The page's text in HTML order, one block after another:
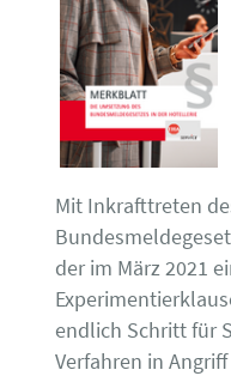
Mit Inkrafttreten
der im März 2021
endlich Schritt für
Verfahren in